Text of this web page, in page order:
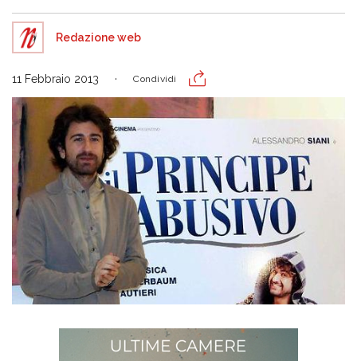
Redazione web
11 Febbraio 2013 Condividi